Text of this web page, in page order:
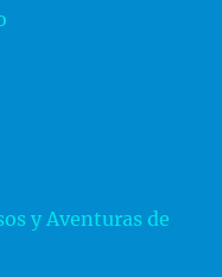
y Aventuras de